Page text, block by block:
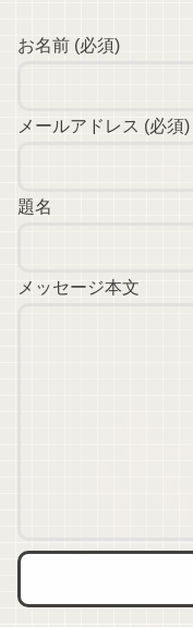
お名前 (必須)
メールアドレス (必須)
題名
メッセージ本文